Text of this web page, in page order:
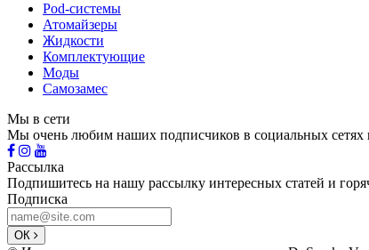
Pod-системы
Атомайзеры
Жидкости
Комплектующие
Моды
Самозамес
Мы в сети
Мы очень любим наших подписчиков в социальных сетях
Рассылка
Подпишитесь на нашу рассылку интересных статей и
Подписка
ОК